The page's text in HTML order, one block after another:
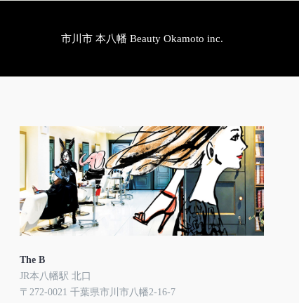
市川市 本八幡 Beauty Okamoto inc.
The B
JR本八幡駅 北口
〒272-0021 千葉県市川市八幡2-16-7